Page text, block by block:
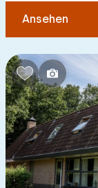
Ansehen